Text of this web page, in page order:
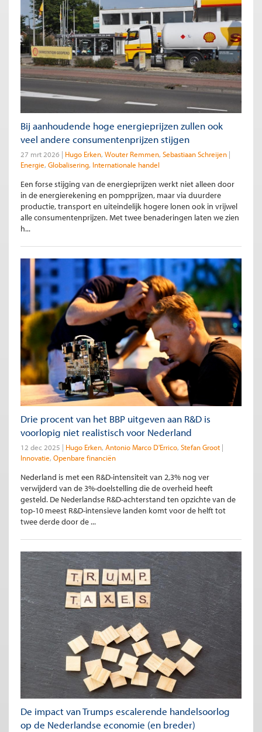
Bij aanhoudende hoge energieprijzen zullen ook
veel andere consumentenprijzen stijgen
27 mrt 2026 Hugo Erken Wouter Remmen Sebastiaan Schreijen
Energie Globalisering Internationale handel
Een forse stijging van de energieprijzen werkt niet alleen door
in de energierekening en pompprijzen, maar via duurdere
productie, transport en uiteindelijk hogere lonen ook in vrijwel
alle consumentenprijzen. Met twee benaderingen laten we zien
h...
Drie procent van het BBP uitgeven aan R&D is
voorlopig niet realistisch voor Nederland
12 dec 2025 Hugo Erken Antonio Marco D'Errico Stefan Groot
Innovatie Openbare financiën
Nederland is met een R&D-intensiteit van 2,3% nog ver
verwijderd van de 3%-doelstelling die de overheid heeft
gesteld. De Nederlandse R&D-achterstand ten opzichte van de
top-10 meest R&D-intensieve landen komt voor de helft tot
twee derde door de ...
De impact van Trumps escalerende handelsoorlog
op de Nederlandse economie (en breder)